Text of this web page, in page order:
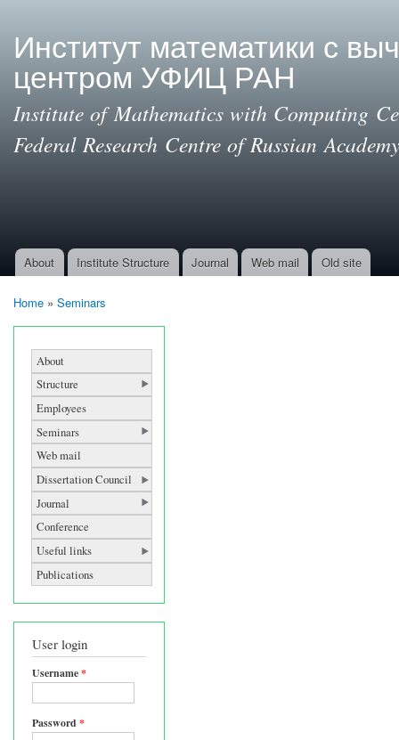
Институт математики с
центром УФИЦ РАН
Institute of Mathematics with Computing
Federal Research Centre of Russian
Main menu
About Institute Structure Journal Web mail Old site
Home » Seminars
About
Structure
Employees
Seminars
Web mail
Dissertation Council
Journal
Conference
Useful links
Publications
User login
Username*
Password*